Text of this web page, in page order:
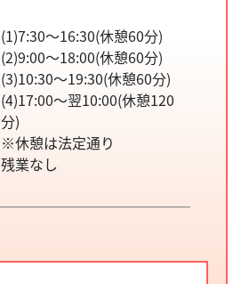
(1)7:30～16:30(休憩60分)
(2)9:00～18:00(休憩60分)
(3)10:30～19:30(休憩60分)
(4)17:00～翌10:00(休憩120
分)
※休憩は法定通り
残業なし